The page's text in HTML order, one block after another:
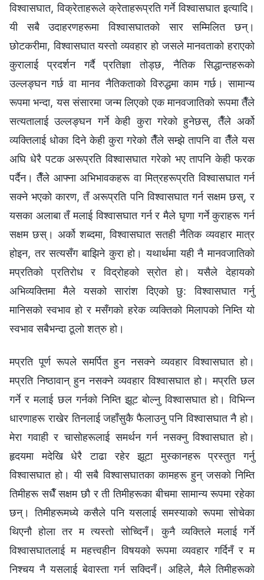
विश्‍वासघात, विक्रेताहरूले क्रेताहरूप्रति गर्ने विश्‍वासघात इत्यादि।
यी सबै उदाहरणहरूमा विश्‍वासघातको सार सम्मिलित छन्।
छोटकरीमा, विश्‍वासघात यस्तो व्यवहार हो जसले मानवताको हराएको
कुरालाई प्रदर्शन गर्दै प्रतिज्ञा तोड्छ, नैतिक सिद्धान्तहरूको
उल्लङ्‍घन गर्छ वा मानव नैतिकताको विरुद्धमा काम गर्छ। सामान्य
रूपमा भन्‍दा, यस संसारमा जन्म लिएको एक मानवजातिको रूपमा तैँले
सत्यतालाई उल्लङ्घन गर्ने केही कुरा गरेको हुनेछस्, तैँले अर्को
व्यक्तिलाई धोका दिने केही कुरा गरेको तैँले सम्झे तापनि वा तैँले यस
अघि धेरै पटक अरूप्रति विश्‍वासघात गरेको भए तापनि केही फरक
पर्दैन। तैँले आफ्ना अभिभावकहरू वा मित्रहरूप्रति विश्‍वासघात गर्न
सक्‍ने भएको कारण, तँ अरूप्रति पनि विश्‍वासघात गर्न सक्षम छस्, र
यसका अलाबा तँ मलाई विश्‍वासघात गर्न र मैले घृणा गर्ने कुराहरू गर्न
सक्षम छस्। अर्को शब्दमा, विश्‍वासघात सतही नैतिक व्यवहार मात्र
होइन, तर सत्यसँग बाझिने कुरा हो। यथार्थमा यही नै मानवजातिको
मप्रतिको प्रतिरोध र विद्रोहको स्रोत हो। यसैले देहायको
अभिव्यक्तिमा मैले यसको सारांश दिएको छु: विश्‍वासघात गर्नु
मानिसको स्वभाव हो र मसँगको हरेक व्यक्तिको मिलापको निम्ति यो
स्वभाव सबैभन्दा ठूलो शत्रु हो।
मप्रति पूर्ण रूपले समर्पित हुन नसक्ने व्यवहार विश्‍वासघात हो।
मप्रति निष्ठावान् हुन नसक्ने व्यवहार विश्‍वासघात हो। मप्रति छल
गर्ने र मलाई छल गर्नको निम्ति झूट बोल्‍नु विश्‍वासघात हो। विभिन्‍न
धारणाहरू राखेर तिनलाई जहाँसुकै फैलाउनु पनि विश्‍वासघात नै हो।
मेरा गवाही र चासोहरूलाई समर्थन गर्न नसक्नु विश्‍वासघात हो।
हृदयमा मदेखि धेरै टाढा रहेर झूटा मुस्कानहरू प्रस्तुत गर्नु
विश्‍वासघात हो। यी सबै विश्‍वासघातका कामहरू हुन् जसको निम्ति
तिमीहरू सधैँ सक्षम छौ र ती तिमीहरूका बीचमा सामान्य रूपमा रहेका
छन्। तिमीहरूमध्ये कसैले पनि यसलाई समस्याको रूपमा सोचेका
थिएनौ होला तर म त्यस्तो सोच्दिनँ। कुनै व्यक्तिले मलाई गर्ने
विश्‍वासघातलाई म महत्त्वहीन विषयको रूपमा व्यवहार गर्दिनँ र म
निश्‍चय नै यसलाई बेवास्ता गर्न सक्दिनँ। अहिले, मैले तिमीहरूको